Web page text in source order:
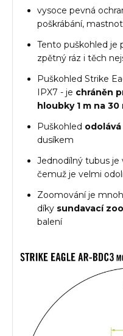
vysoce pevná
poškrábání,
Tento puškohled je
zpětný ráz i těch
Puškohled Strike
IPX7 - je chráněn
hloubky 1 m na
Puškohled
dusíkem
Jednodílný tubus je
čemuž je velmi
Zoomování je
díky sundavací
balení